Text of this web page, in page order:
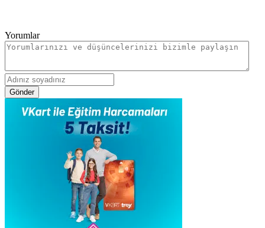
Yorumlar
Gönder